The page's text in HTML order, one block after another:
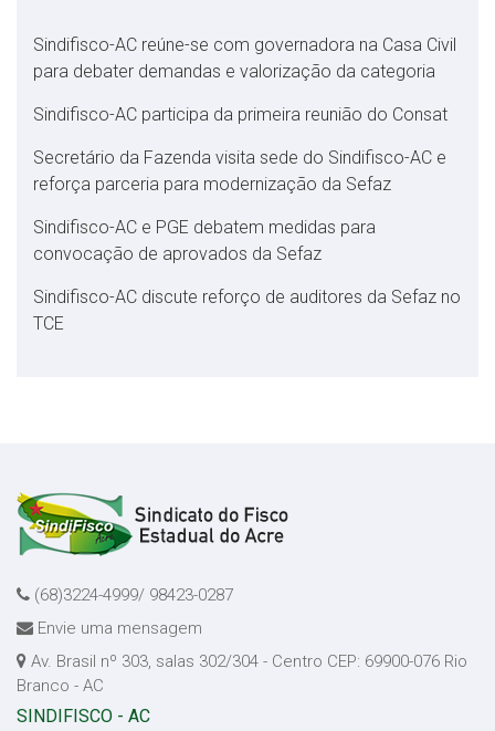
Sindifisco-AC reúne-se com governadora na Casa Civil
para debater demandas e valorização da categoria
Sindifisco-AC participa da primeira reunião do Consat
Secretário da Fazenda visita sede do Sindifisco-AC e
reforça parceria para modernização da Sefaz
Sindifisco-AC e PGE debatem medidas para
convocação de aprovados da Sefaz
Sindifisco-AC discute reforço de auditores da Sefaz no
TCE
(68)3224-4999/ 98423-0287
Envie uma mensagem
Av. Brasil nº 303, salas 302/304 - Centro CEP: 69900-076 Rio
Branco - AC
SINDIFISCO - AC